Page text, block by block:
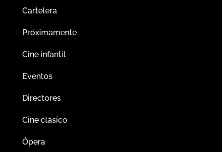
Cartelera
Próximamente
Cine infantil
Eventos
Directores
Cine clásico
Ópera